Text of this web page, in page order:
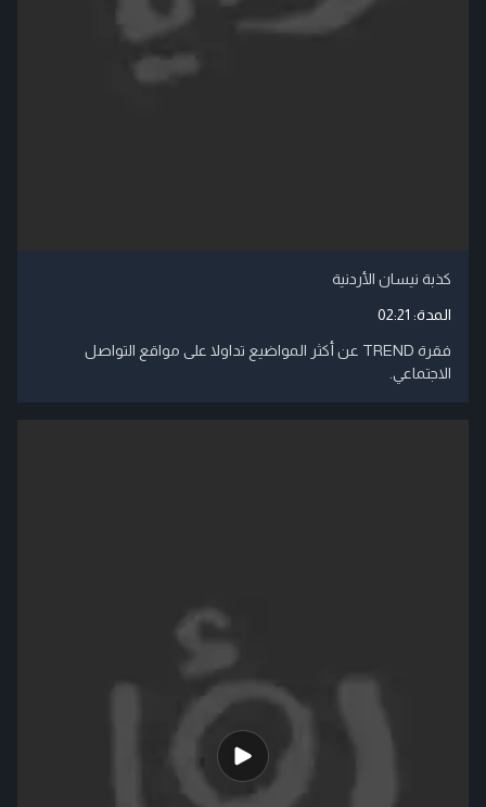
كذبة نيسان الأردنية
المدة: 02:21
فقرة TREND عن أكثر المواضيع تداولا على مواقع التواصل
الاجتماعي.